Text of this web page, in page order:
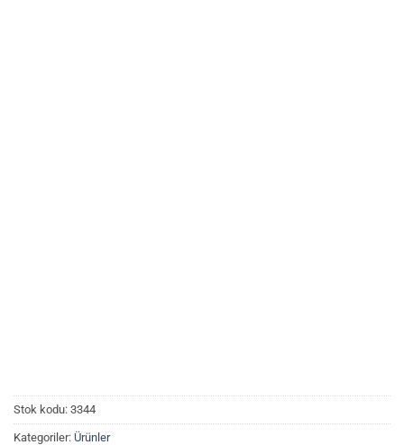
Stok kodu: 3344
Kategoriler: Ürünler